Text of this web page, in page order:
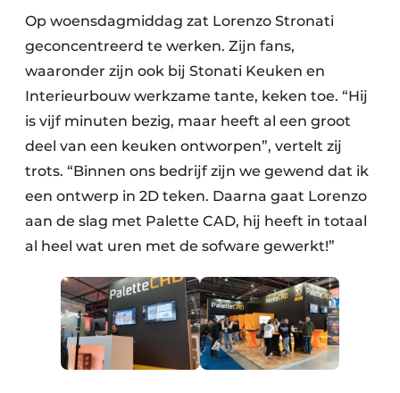
Op woensdagmiddag zat Lorenzo Stronati
geconcentreerd te werken. Zijn fans,
waaronder zijn ook bij Stonati Keuken en
Interieurbouw werkzame tante, keken toe. “Hij
is vijf minuten bezig, maar heeft al een groot
deel van een keuken ontworpen”, vertelt zij
trots. “Binnen ons bedrijf zijn we gewend dat ik
een ontwerp in 2D teken. Daarna gaat Lorenzo
aan de slag met Palette CAD, hij heeft in totaal
al heel wat uren met de sofware gewerkt!”